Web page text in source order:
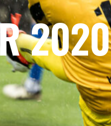
2020